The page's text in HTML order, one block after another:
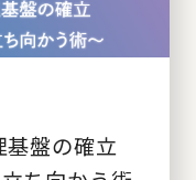
基盤の確立